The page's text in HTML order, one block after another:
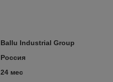
Ballu Industrial Group
Россия
24 мес